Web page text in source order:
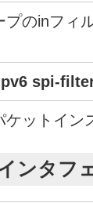
プのinフィ
spi-
ケットイ
ンタフ